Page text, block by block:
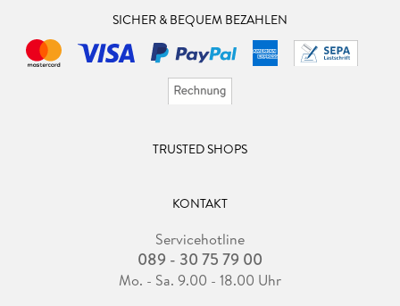
SICHER & BEQUEM BEZAHLEN
TRUSTED SHOPS
KONTAKT
Servicehotline
089 - 30 75 79 00
Mo. - Sa. 9.00 - 18.00 Uhr